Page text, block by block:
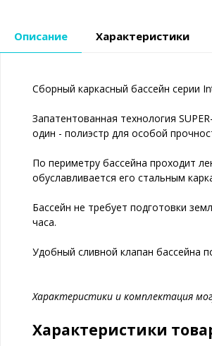
Описание Характеристики
Сборный каркасный бассейн серии
Запатентованная технология
один - полиэстр для особой
По периметру бассейна проходит
обуславливается его стальным
Бассейн не требует подготовки
часа.
Удобный сливной клапан бассейна
Характеристики и комплектация
Характеристики